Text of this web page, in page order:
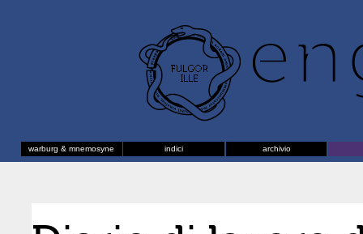
warburg & mnemosyne indici archivio